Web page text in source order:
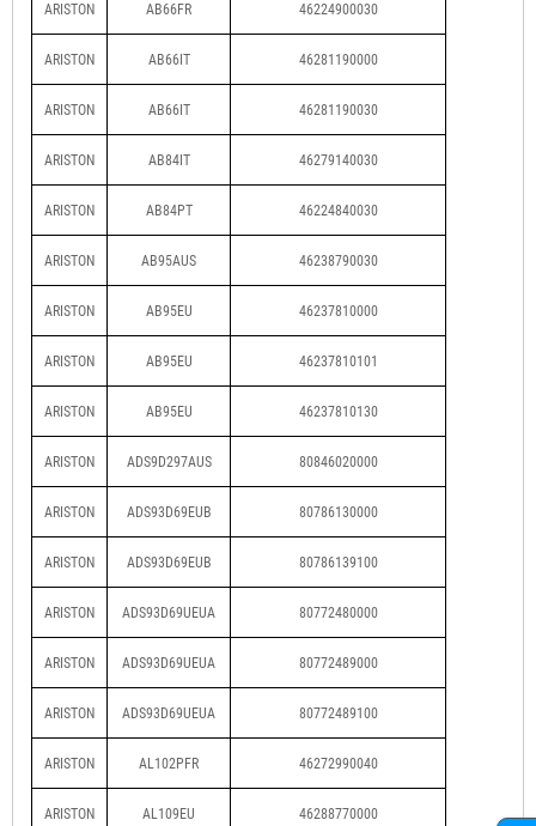
ARISTON AB66FR 46224900030
ARISTON AB66IT 46281190000
ARISTON AB66IT 46281190030
ARISTON AB84IT 46279140030
ARISTON AB84PT 46224840030
ARISTON AB95AUS 46238790030
ARISTON AB95EU 46237810000
ARISTON AB95EU 46237810101
ARISTON AB95EU 46237810130
ARISTON ADS9D297AUS 80846020000
ARISTON ADS93D69EUB 80786130000
ARISTON ADS93D69EUB 80786139100
ARISTON ADS93D69UEUA 80772480000
ARISTON ADS93D69UEUA 80772489000
ARISTON ADS93D69UEUA 80772489100
ARISTON AL102PFR 46272990040
ARISTON AL109EU 46288770000